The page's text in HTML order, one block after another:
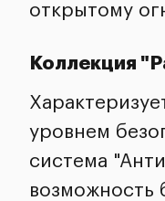
открытому
Коллекция
уровнем
система
возможность